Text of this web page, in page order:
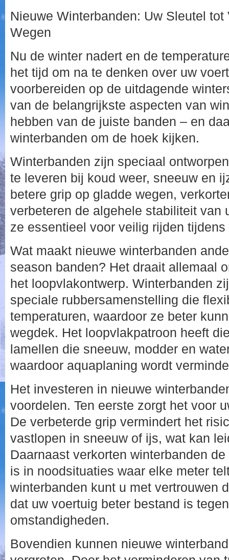
Nieuwe Winterbanden: Uw Sleutel
Wegen
Nu de winter nadert en de
het tijd om na te denken over uw
voorbereiden op de uitdagende
van de belangrijkste aspecten van
hebben van de juiste banden – en
winterbanden om de hoek kijken.
Winterbanden zijn speciaal
te leveren bij koud weer, sneeuw en
betere grip op gladde wegen,
verbeteren de algehele stabiliteit van
ze essentieel voor veilig rijden
Wat maakt nieuwe winterbanden
season banden? Het draait allemaal
het loopvlakontwerp. Winterbanden
speciale rubbersamenstelling die
temperaturen, waardoor ze beter
wegdek. Het loopvlakpatroon heeft
lamellen die sneeuw, modder en
waardoor aquaplaning wordt
Het investeren in nieuwe
voordelen. Ten eerste zorgt het voor
De verbeterde grip vermindert het
vastlopen in sneeuw of ijs, wat kan
Daarnaast verkorten winterbanden
is in noodsituaties waar elke meter
winterbanden kunt u met vertrouwen
dat uw voertuig beter bestand is
omstandigheden.
Bovendien kunnen nieuwe